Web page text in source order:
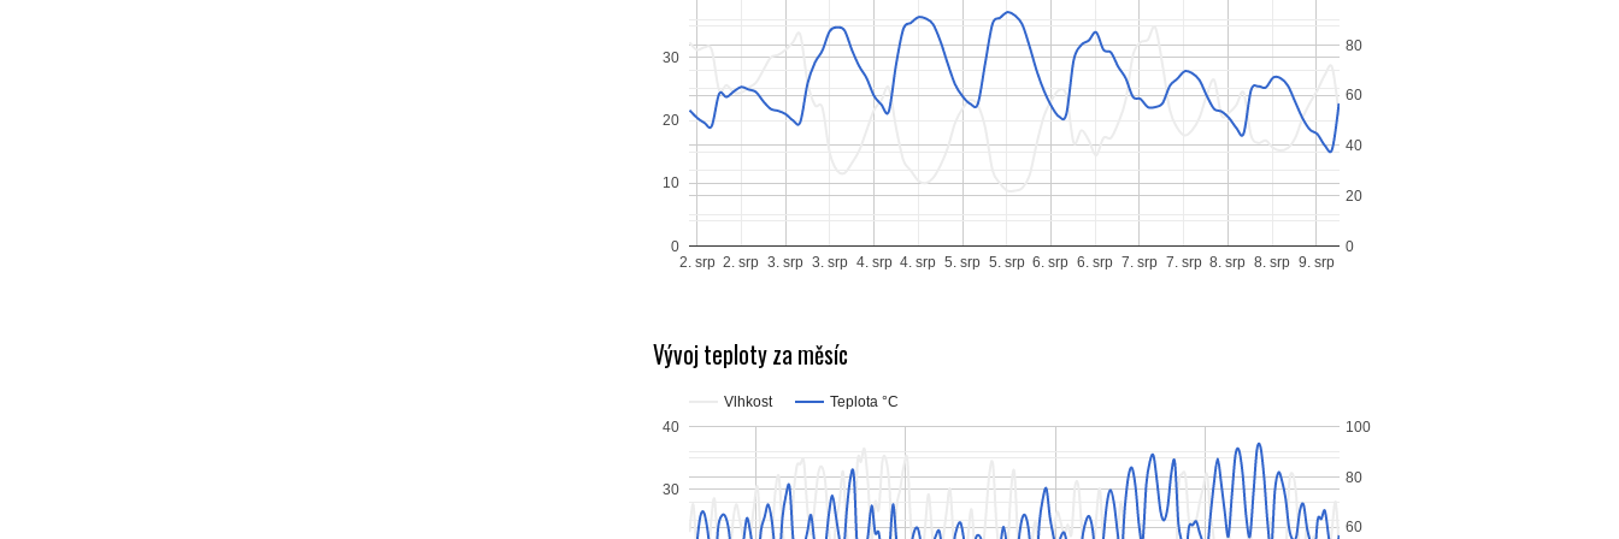
2. srp 3. srp 4. srp 5. srp 6. srp 7. srp 8. srp 9. srp
2. srp 3. srp 4. srp 5. srp 6. srp 7. srp 8. srp
0
10
20
30
0
20
40
60
80
Vývoj teploty za měsíc
Vlhkost Teplota °C
30
40
60
80
100